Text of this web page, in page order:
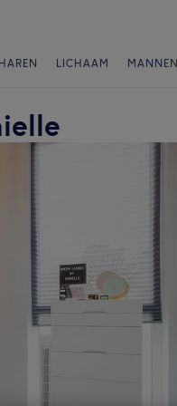
LICHAAM MANNEN